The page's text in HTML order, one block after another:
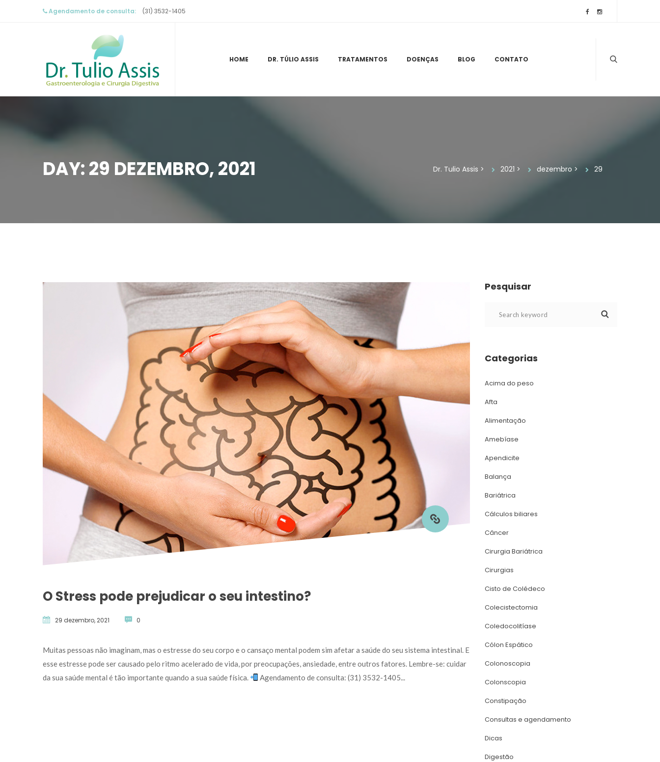
Agendamento de consulta: (31) 3532-1405
HOME DR. TÚLIO ASSIS TRATAMENTOS DOENÇAS BLOG CONTATO
DAY: 29 DEZEMBRO, 2021 Dr. Tulio Assi > 2021 > dezembro > 29
O Stress pode prejudicar o seu intestino?
29 dezembro, 2021 0
Muitas pessoas não imaginam, mas o estresse do seu corpo e o cansaço mental podem sim afetar a saúde do seu sistema intestinal. E
esse estresse pode ser causado pelo ritmo acelerado de vida, por preocupações, ansiedade, entre outros fatores. Lembre-se: cuidar
da sua saúde mental é tão importante quando a sua saúde física.
Agendamento de consulta: (31) 3532-1405...
Pesquisar
Categoria
Acima do peso
Afta
Alimentação
Amebíase
Apendicite
Balança
Bariátrica
Cálculos biliare
Câncer
Cirurgia Bariátrica
Cirurgia
Cisto de Colédeco
Colecistectomia
Coledocolitíase
Cólon Espático
Colonoscopia
Colonscopia
Constipação
Consultas e agendamento
Dica
Digestão